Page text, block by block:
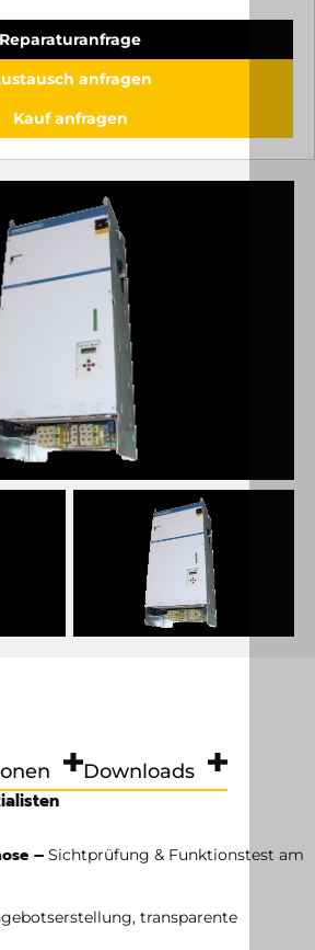
Reparaturanfrage
anfragen
Kauf anfragen
– Sichtprüfung & Funktionstest am
transparente
Downloads